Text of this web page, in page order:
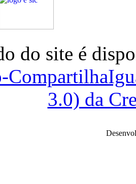
do site é
3.0) da